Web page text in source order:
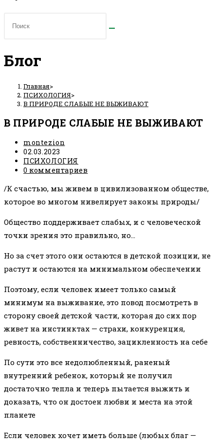
Блог
Главная>
ПСИХОЛОГИЯ>
В ПРИРОДЕ СЛАБЫЕ НЕ ВЫЖИВАЮТ
В ПРИРОДЕ СЛАБЫЕ НЕ ВЫЖИВАЮТ
Автор
записи:
montezion
Запись
опубликована:
02.03.2023
Рубрика
записи:
ПСИХОЛОГИЯ
Комментарии
записи:
0 комментариев
/К счастью, мы живем в цивилизованном обществе,
которое во многом нивелирует законы природы/
Общество поддерживает слабых, и с человеческой
точки зрения это правильно, но…
Но за счет этого они остаются в детской позиции, не
растут и остаются на минимальном обеспечении
Поэтому, если человек имеет только самый
минимум на выживание, это повод посмотреть в
сторону своей детской части, которая до сих пор
живет на инстинктах — страхи, конкуренция,
ревность, собственничество, зацикленность на себе
По сути это все недолюбленный, раненый
внутренний ребенок, который не получил
достаточно тепла и теперь пытается выжить и
доказать, что он достоен любви и места на этой
планете
Если человек хочет иметь больше (любых благ —